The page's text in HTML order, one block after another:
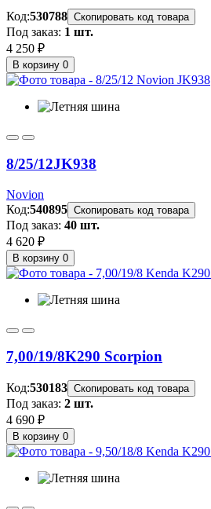
Код:530788 Скопировать код товара
Под заказ: 1 шт.
4 250 ₽
В корзину 0
8/25/12JK938
Novion
Код:540895 Скопировать код товара
Под заказ: 40 шт.
4 620 ₽
В корзину 0
7,00/19/8K290 Scorpion
Код:530183 Скопировать код товара
Под заказ: 2 шт.
4 690 ₽
В корзину 0